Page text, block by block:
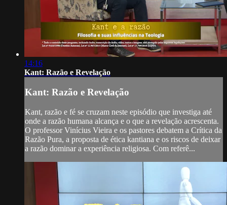
14:16
Kant: Razão e Revelação
Kant: Razão e Revelação
Kant, razão e fé se cruzam neste episódio que investiga até
onde a razão humana alcança e o que a revelação acrescenta.
O professor Vinícius Vieira e os pastores debatem a Crítica da
Razão Pura, a proposta de ética kantiana e os riscos de deixar
a razão dominar a experiência religiosa. Com referê...